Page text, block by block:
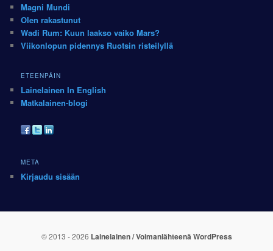
Magni Mundi
Olen rakastunut
Wadi Rum: Kuun laakso vaiko Mars?
Viikonlopun pidennys Ruotsin risteilyllä
ETEENPÄIN
Lainelainen In English
Matkalainen-blogi
META
Kirjaudu sisään
© 2013 - 2026 Lainelainen /Voimanlähteenä WordPress